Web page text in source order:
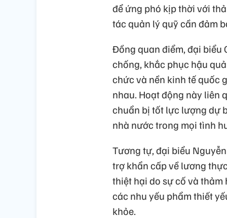
để ứng phó kịp thời với
tác quản lý quỹ cần đảm
Đồng quan điểm, đại biểu
chống, khắc phục hậu
chức và nền kinh tế quốc
nhau. Hoạt động này liên
chuẩn bị tốt lực lượng dự
nhà nước trong mọi tình
Tương tự, đại biểu
trợ khẩn cấp về lương
thiệt hại do sự cố và
các nhu yếu phẩm thiết
khỏe.